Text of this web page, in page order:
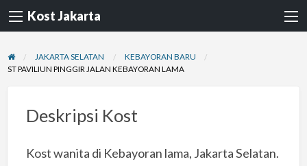
Kost Jakarta
JAKARTA SELATAN
KEBAYORAN BARU
ST PAVILIUN PINGGIR JALAN KEBAYORAN LAMA
Deskripsi Kost
Kost wanita di Kebayoran lama, Jakarta Selatan.